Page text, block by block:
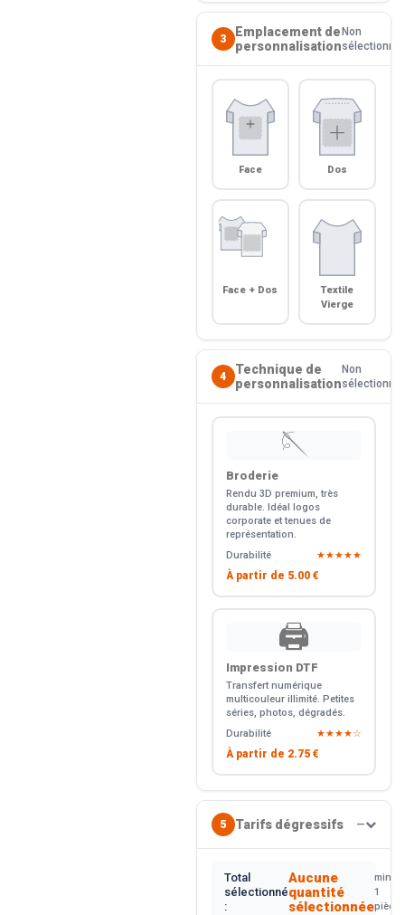
3
Emplacement de
personnalisation
Non
sélectionné
Face Dos
Face + Dos
Textile
Vierge
4
Technique de
personnalisation
Non
sélectionné
🪡
Broderie
Rendu 3D premium, très
durable. Idéal logos
corporate et tenues de
représentation.
Durabilité
★★★★★
À partir de 5.00 €
🖨️
Impression DTF
Transfert numérique
multicouleur illimité. Petites
séries, photos, dégradés.
Durabilité
★★★★☆
À partir de 2.75 €
5 Tarifs dégressifs —
Total
sélectionné
:
Aucune
quantité
sélectionnée
min.
1
pièce